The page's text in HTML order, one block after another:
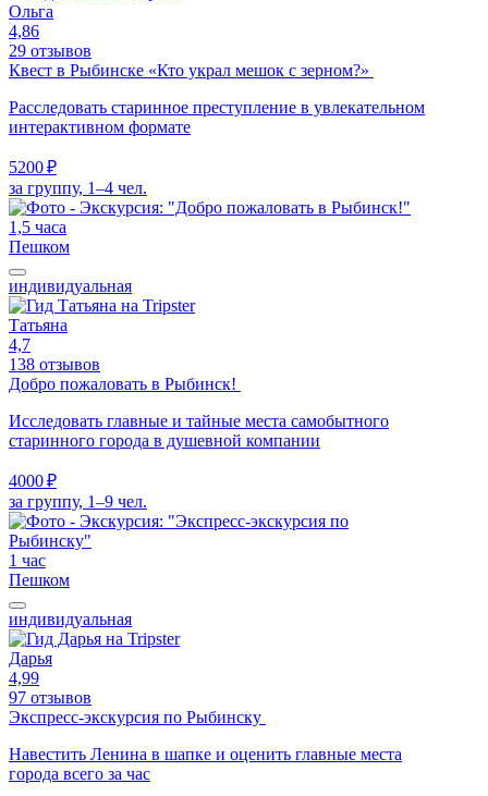
Ольга
4,86
29 отзывов
Квест в Рыбинске «Кто украл мешок с зерном?»
Расследовать старинное преступление в увлекательном
интерактивном формате
5200 ₽
за группу, 1–4 чел.
1,5 часа
Пешком
индивидуальная
Татьяна
4,7
138 отзывов
Добро пожаловать в Рыбинск!
Исследовать главные и тайные места самобытного
старинного города в душевной компании
4000 ₽
за группу, 1–9 чел.
1 час
Пешком
индивидуальная
Дарья
4,99
97 отзывов
Экспресс-экскурсия по Рыбинску
Навестить Ленина в шапке и оценить главные места
города всего за час